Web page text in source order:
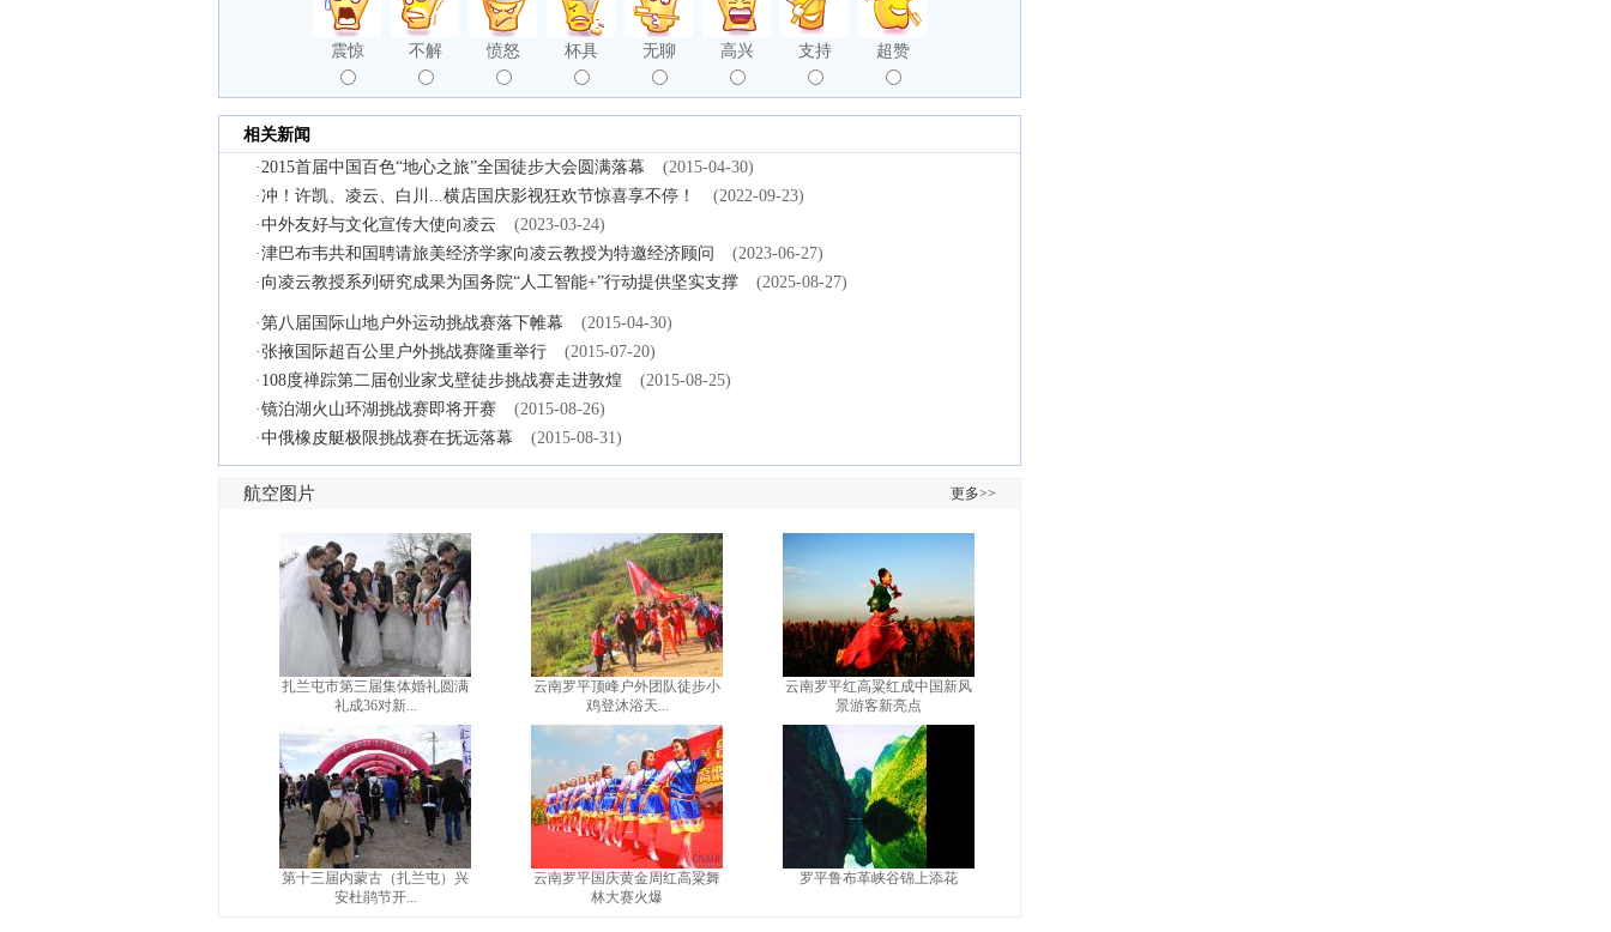
震惊 不解 愤怒 杯具 无聊 高兴 支持 超赞
相关新闻
·2015首届中国百色“地心之旅”全国徒步大会圆满落幕
(2015-04-30)
·冲！许凯、凌云、白川...横店国庆影视狂欢节惊喜享不停！
(2022-09-23)
·中外友好与文化宣传大使向凌云
(2023-03-24)
·津巴布韦共和国聘请旅美经济学家向凌云教授为特邀经济顾问
(2023-06-27)
· 向凌云教授系列研究成果为国务院“人工智能+”行动提供坚实支撑 (2025-08-27)
·第八届国际山地户外运动挑战赛落下帷幕
(2015-04-30)
·张掖国际超百公里户外挑战赛隆重举行
(2015-07-20)
· 108度禅踪第二届创业家戈壁徒步挑战赛走进敦煌
(2015-08-25)
·镜泊湖火山环湖挑战赛即将开赛
(2015-08-26)
·中俄橡皮艇极限挑战赛在抚远落幕 (2015-08-31)
航空图片 更多>>
扎兰屯市第三届集体婚礼圆满
礼成36对新...
第十三届内蒙古（扎兰屯）兴
安杜鹃节开...
云南罗平顶峰户外团队徒步小
鸡登沐浴天...
云南罗平国庆黄金周红高粱舞
林大赛火爆
云南罗平红高粱红成中国新风
景游客新亮点
罗平鲁布革峡谷锦上添花